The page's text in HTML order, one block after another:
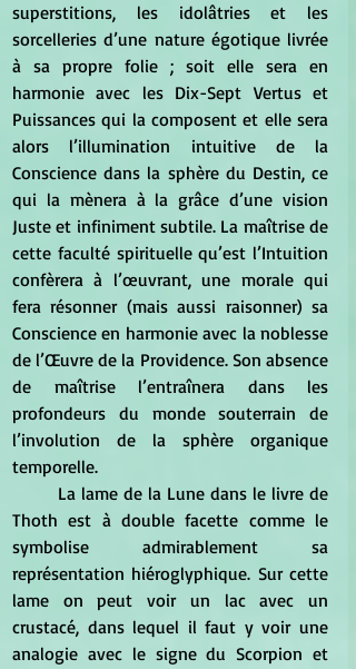
superstitions, les idolâtries et les
sorcelleries d’une nature égotique livrée
à sa propre folie ; soit elle sera en
harmonie avec les Dix-Sept Vertus et
Puissances qui la composent et elle sera
alors l’illumination intuitive de la
Conscience dans la sphère du Destin, ce
qui la mènera à la grâce d’une vision
Juste et infiniment subtile. La maîtrise de
cette faculté spirituelle qu’est l’Intuition
confèrera à l’œuvrant, une morale qui
fera résonner (mais aussi raisonner) sa
Conscience en harmonie avec la noblesse
de l’Œuvre de la Providence. Son absence
de maîtrise l’entraînera dans les
profondeurs du monde souterrain de
l’involution de la sphère organique
temporelle.
Thoth est à double facette comme le
symbolise admirablement sa
représentation hiéroglyphique. Sur cette
lame on peut voir un lac avec un
crustacé, dans lequel il faut y voir une
analogie avec le signe du Scorpion et